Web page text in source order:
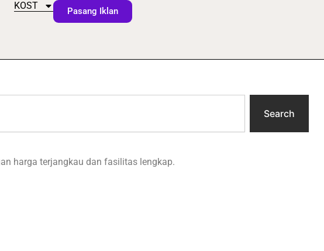
KOST Pasang Iklan
Search
harga terjangkau dan fasilitas lengkap.